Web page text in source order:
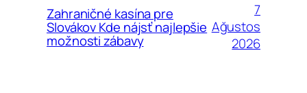
Zahraničné kasína pre
Slovákov Kde nájsť najlepšie
možnosti zábavy
7
Ağustos
2026